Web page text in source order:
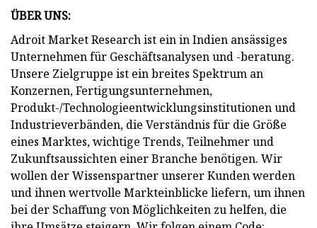
ÜBER UNS:
Adroit Market Research ist ein in Indien ansässiges
Unternehmen für Geschäftsanalysen und -beratung.
Unsere Zielgruppe ist ein breites Spektrum an
Konzernen, Fertigungsunternehmen,
Produkt-/Technologieentwicklungsinstitutionen und
Industrieverbänden, die Verständnis für die Größe
eines Marktes, wichtige Trends, Teilnehmer und
Zukunftsaussichten einer Branche benötigen. Wir
wollen der Wissenspartner unserer Kunden werden
und ihnen wertvolle Markteinblicke liefern, um ihnen
bei der Schaffung von Möglichkeiten zu helfen, die